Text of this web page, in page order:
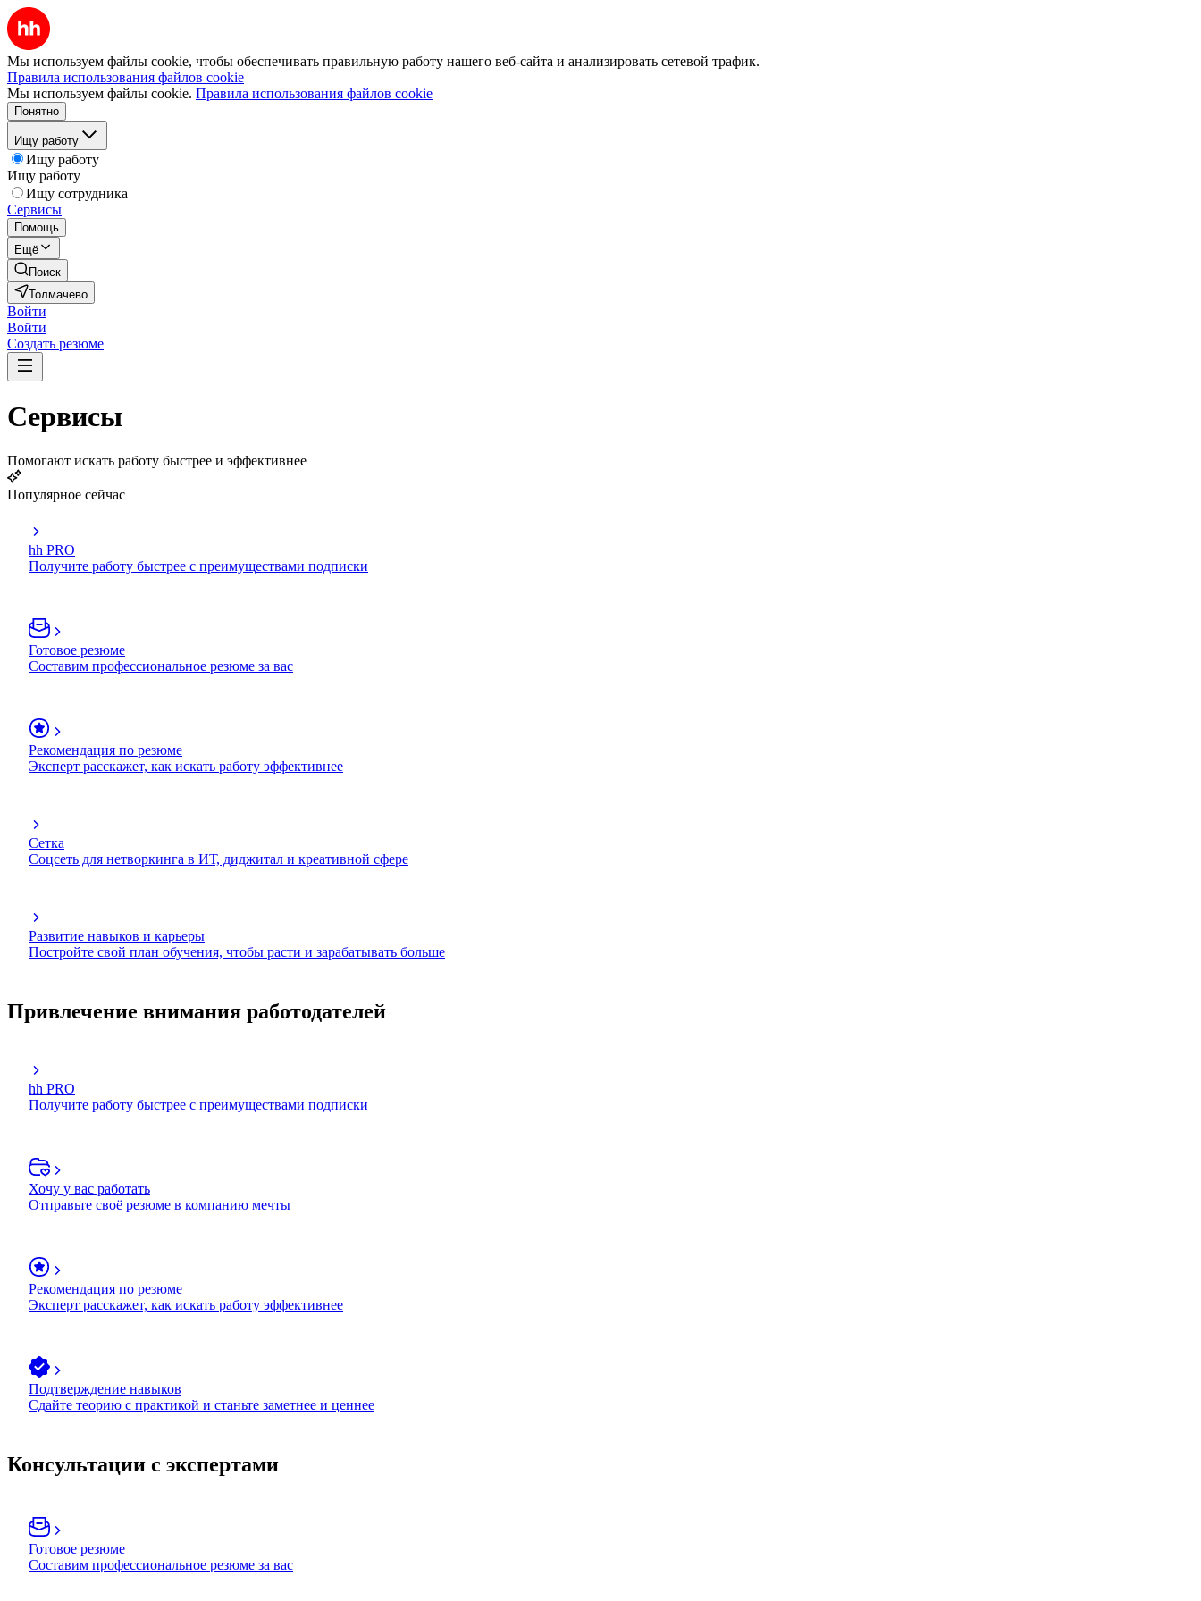
Мы используем файлы cookie, чтобы обеспечивать правильную работу нашего веб-сайта и анализировать сетевой трафик.
Правила использования файлов cookie
Мы используем файлы cookie. Правила использования файлов cookie
Понятно
Ищу работу
Ищу работу
Ищу работу
Ищу сотрудника
Сервисы
Помощь
Ещё
Поиск
Толмачево
Войти
Войти
Создать резюме
Сервисы
Помогают искать работу быстрее и эффективнее
Популярное сейчас
hh PRO
Получите работу быстрее с преимуществами подписки
Готовое резюме
Составим профессиональное резюме за вас
Рекомендация по резюме
Эксперт расскажет, как искать работу эффективнее
Сетка
Соцсеть для нетворкинга в ИТ, диджитал и креативной сфере
Развитие навыков и карьеры
Постройте свой план обучения, чтобы расти и зарабатывать больше
Привлечение внимания работодателей
hh PRO
Получите работу быстрее с преимуществами подписки
Хочу у вас работать
Отправьте своё резюме в компанию мечты
Рекомендация по резюме
Эксперт расскажет, как искать работу эффективнее
Подтверждение навыков
Сдайте теорию с практикой и станьте заметнее и ценнее
Консультации с экспертами
Готовое резюме
Составим профессиональное резюме за вас